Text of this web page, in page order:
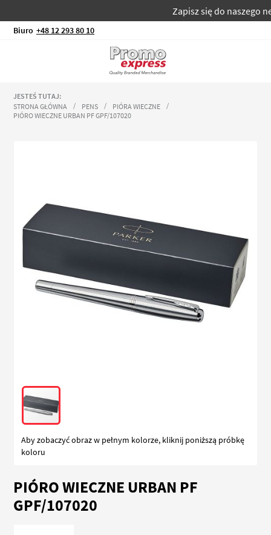
Zapisz się do naszego
Biuro +48 12 293 80 10
JESTEŚ TUTAJ:
STRONA GŁÓWNA
PENS
PIÓRA WIECZNE
PIÓRO WIECZNE URBAN PF GPF/107020
PIÓRO WIECZNE URBAN PF
GPF/107020
Aby zobaczyć obraz w pełnym kolorze, kliknij poniższą próbkę
koloru
na
początek
galerii